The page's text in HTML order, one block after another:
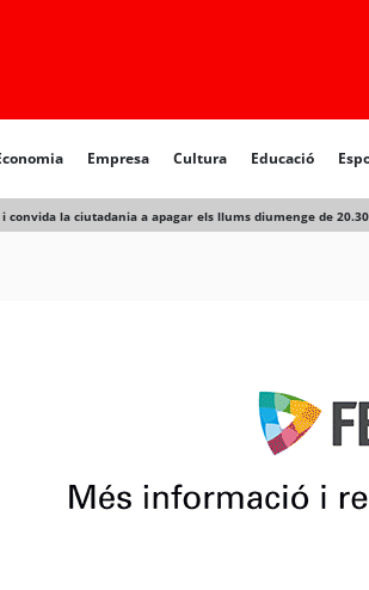
Empresa Cultura Educació
i convida la ciutadania a apagar els llums diumenge de